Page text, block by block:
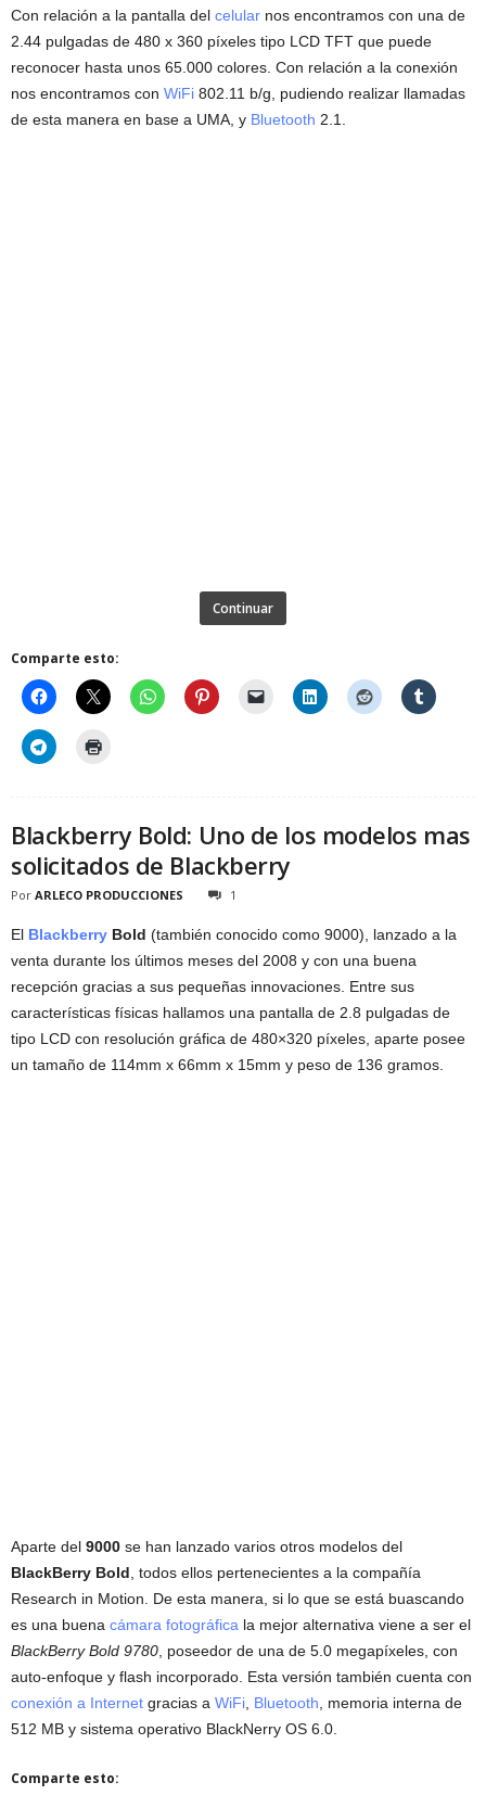
Con relación a la pantalla del celular nos encontramos con una de
2.44 pulgadas de 480 x 360 píxeles tipo LCD TFT que puede
reconocer hasta unos 65.000 colores. Con relación a la conexión
nos encontramos con WiFi 802.11 b/g, pudiendo realizar llamadas
de esta manera en base a UMA, y Bluetooth 2.1.
Continuar
Comparte esto:
Blackberry Bold: Uno de los modelos mas
solicitados de Blackberry
Por ARLECO PRODUCCIONES 1
El Blackberry Bold (también conocido como 9000), lanzado a la
venta durante los últimos meses del 2008 y con una buena
recepción gracias a sus pequeñas innovaciones. Entre sus
características físicas hallamos una pantalla de 2.8 pulgadas de
tipo LCD con resolución gráfica de 480×320 píxeles, aparte posee
un tamaño de 114mm x 66mm x 15mm y peso de 136 gramos.
Aparte del 9000 se han lanzado varios otros modelos del
BlackBerry Bold , todos ellos pertenecientes a la compañía
Research in Motion. De esta manera, si lo que se está buascando
es una buena cámara fotográfica la mejor alternativa viene a ser el
BlackBerry Bold 9780 , poseedor de una de 5.0 megapíxeles, con
auto-enfoque y flash incorporado. Esta versión también cuenta con
conexión a Internet gracias a WiFi Bluetooth , memoria interna de
512 MB y sistema operativo BlackNerry OS 6.0.
Comparte esto: